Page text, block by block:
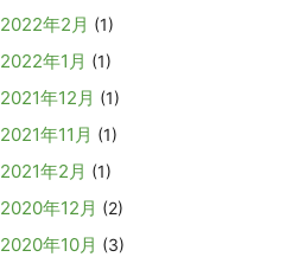
2022年2月 (1)
2022年1月 (1)
2021年12月 (1)
2021年11月 (1)
2021年2月 (1)
2020年12月 (2)
2020年10月 (3)